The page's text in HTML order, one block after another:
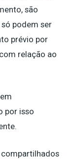
são
podem ser
prévio por
relação ao
por isso